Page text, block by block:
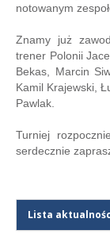
notowanym
Znamy już
trener Polonii
Bekas, Marcin
Kamil Krajewski,
Pawlak.
Turniej
serdecznie
Lista